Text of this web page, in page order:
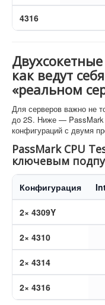
4316
как ведут
«реальном
Для серверов важно не
до 2S. Ниже — PassMark
конфигураций с двумя
PassMark CPU
ключевым
Конфигурация
2× 4309Y
2× 4310
2× 4314
2× 4316